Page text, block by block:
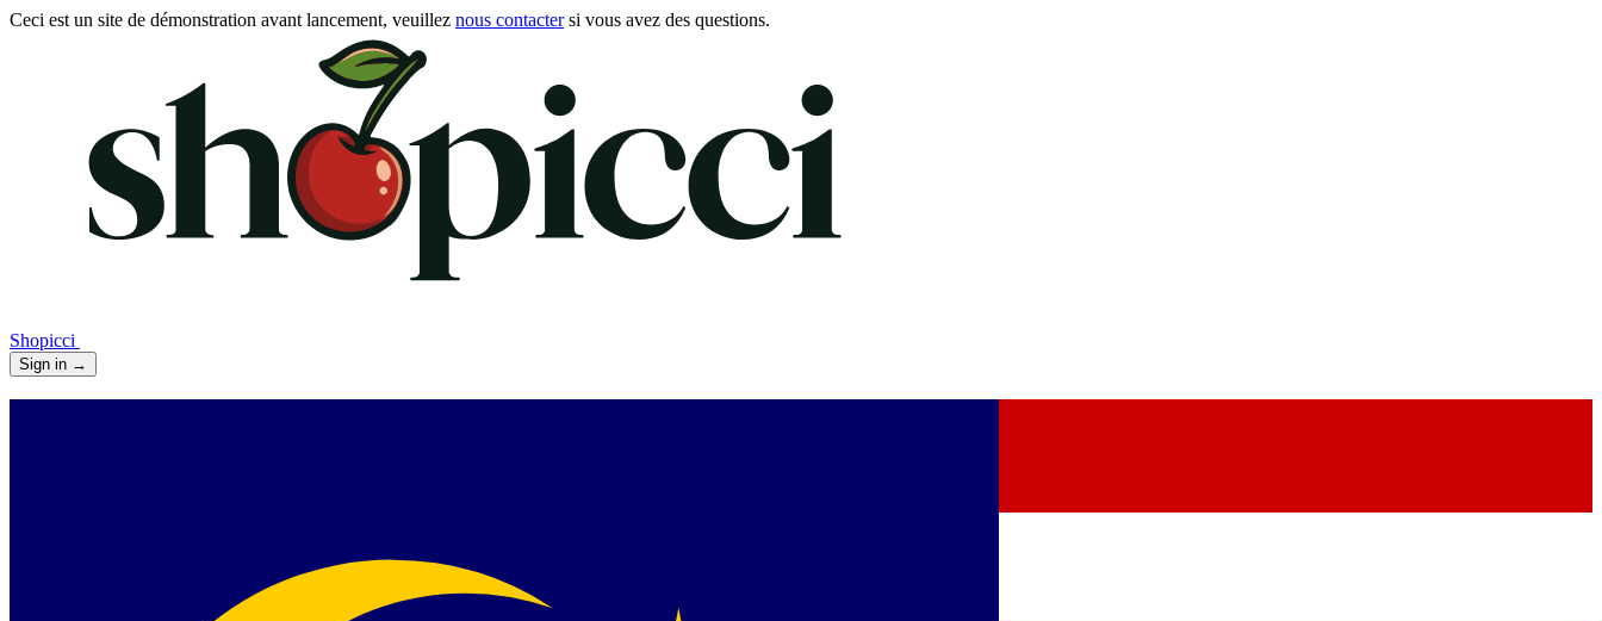
Ceci est un site de démonstration avant lancement, veuillez nous contactersi vous avez des questions.
Shopicci
Sign in →